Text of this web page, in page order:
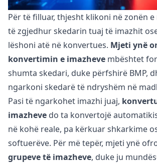
Për të filluar, thjesht klikoni në zonën
të zgjedhur skedarin tuaj të imazhit
lëshoni atë në konvertues. Mjeti ynë
konvertimin e imazheve mbështet
shumta skedari, duke përfshirë BMP,
ngarkoni skedarë të ndryshëm në
Pasi të ngarkohet imazhi juaj,
imazheve do ta konvertojë
në kohë reale, pa kërkuar shkarkime
softuerëve. Për më tepër, mjeti ynë
grupeve të imazheve, duke ju